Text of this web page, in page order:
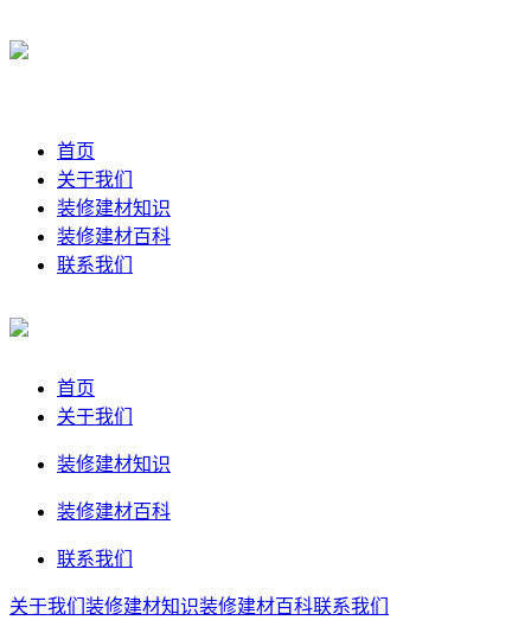
首页
关于我们
装修建材知识
装修建材百科
联系我们
首页
关于我们
装修建材知识
装修建材百科
联系我们
关于我们 装修建材知识装修建材百科联系我们